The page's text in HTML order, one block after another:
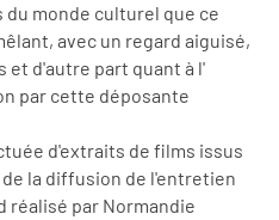
monde culturel que ce
avec un regard aiguisé,
et d'autre part quant à l'
par cette déposante
d'extraits de films issus
la diffusion de l'entretien
réalisé par Normandie